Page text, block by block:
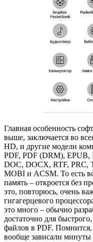
Главная особенность
выше, заключается во
HD, и другие модели
PDF, PDF (DRM),
DOC, DOCX, RTF,
MOBI и ACSM. То есть
память – откроется без
это, повторюсь, очень
гигагерцевого
это много – обычно
достаточно для
файлов в PDF.
вообще зависали